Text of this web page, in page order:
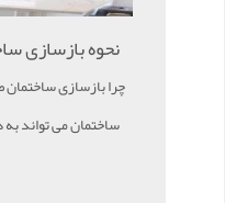
نحوه بازسازی
چرا بازسازی
ساختمان می تواند به